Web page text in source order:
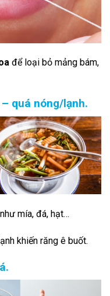
để loại bỏ mảng bám,
quá nóng/lạnh.
mía, đá, hạt…
khiến răng ê buốt.